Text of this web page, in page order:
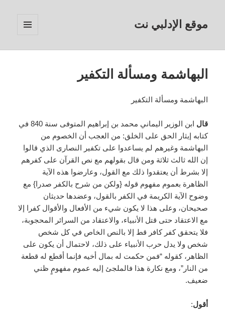
موقع الإدلبي نت
البهاشمة ومسألة التكفير
البهاشمة ومسألة التكفير
قال
ابن الوزير اليماني محمد بن إبراهيم المتوفى سنة 840 في
كتابه إيثار الحق على الخلق: من العجب أن الخصوم من
البهاشمة وغيرهم لم يساعدوا على تكفير النصارى الذي قالوا
إن الله ثالث ثلاثة ومن قال بقولهم مع نص القرآن على كفرهم
إلا بشرط أن يعتقدوا ذلك مع القول، وعارضوا هذه الآية
الظاهرة بعموم مفهوم قوله {ولكن من شرح بالكفر صدرا} مع
وضوح الآية الكريمة في الكفر بالقول، وعضدها حديثان
صحيحان، وعلى هذا لا يكون شيء من الأفعال والأقوال كفرا إلا
مع الاعتقاد حتى قتل الأنبياء، والاعتقاد من السرائر المحجوبة،
فلا يتحقق كفر كافر قط إلا بالنص الخاص في كل شخص
شخص ولا يدل حرب الأنبياء على ذلك، لاحتمال أن يكون على
الظاهر، كقوله “فمن حكمت له بمال أخيه فإنما أقطع له قطعة
من النار”، ومع نكارة هذا فالملجئ إليه عموم مفهومٍ ظني
ضعيف.
أقول: